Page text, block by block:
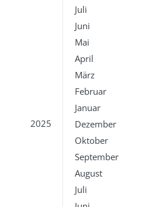
Juli
Juni
Mai
April
März
Februar
Januar
2025
Dezember
Oktober
September
August
Juli